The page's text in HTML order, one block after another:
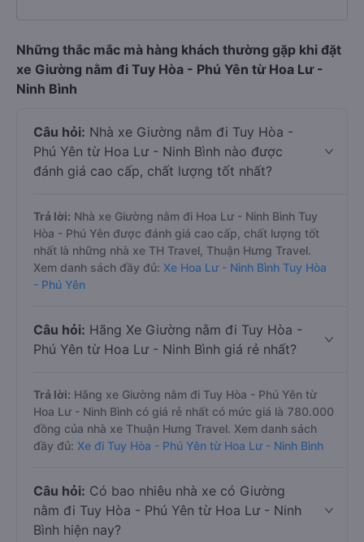
Những thắc mắc mà hàng khách thường gặp khi đặt
xe Giường nằm đi Tuy Hòa - Phú Yên từ Hoa Lư -
Ninh Bình
Câu hỏi: Nhà xe Giường nằm đi Tuy Hòa -
Phú Yên từ Hoa Lư - Ninh Bình nào được
đánh giá cao cấp, chất lượng tốt nhất?
Trả lời: Nhà xe Giường nằm đi Hoa Lư - Ninh Bình Tuy
Hòa - Phú Yên được đánh giá cao cấp, chất lượng tốt
nhất là những nhà xe TH Travel, Thuận Hưng Travel.
Xem danh sách đầy đủ: Xe Hoa Lư - Ninh Bình Tuy Hòa
- Phú Yên
Câu hỏi: Hãng Xe Giường nằm đi Tuy Hòa -
Phú Yên từ Hoa Lư - Ninh Bình giá rẻ nhất?
Trả lời: Hãng xe Giường nằm đi Tuy Hòa - Phú Yên từ
Hoa Lư - Ninh Bình có giá rẻ nhất có mức giá là 780.000
đồng của nhà xe Thuận Hưng Travel. Xem danh sách
đầy đủ: Xe đi Tuy Hòa - Phú Yên từ Hoa Lư - Ninh Bình
Câu hỏi: Có bao nhiêu nhà xe có Giường
nằm đi Tuy Hòa - Phú Yên từ Hoa Lư - Ninh
Bình hiện nay?